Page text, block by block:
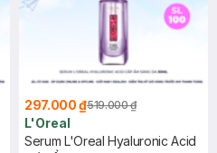
297.000 ₫519.000 ₫
L'Oreal
Serum L'Oreal Hyaluronic Acid